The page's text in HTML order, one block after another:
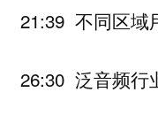
21:39 不同区域
26:30 泛音频行